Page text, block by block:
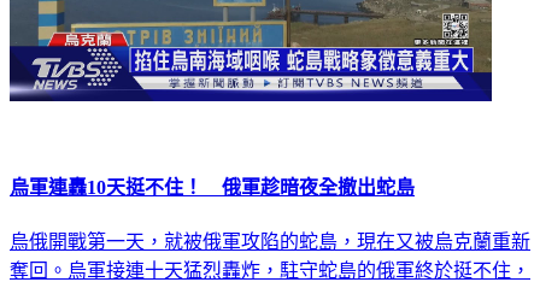
烏軍連轟10天挺不住！ 俄軍趁暗夜全撤出蛇島
烏俄開戰第一天，就被俄軍攻陷的蛇島，現在又被烏克蘭重新
奪回。烏軍接連十天猛烈轟炸，駐守蛇島的俄軍終於挺不住，